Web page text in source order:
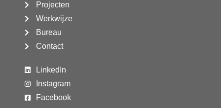
Projecten
Werkwijze
Bureau
Contact
LinkedIn
Instagram
Facebook